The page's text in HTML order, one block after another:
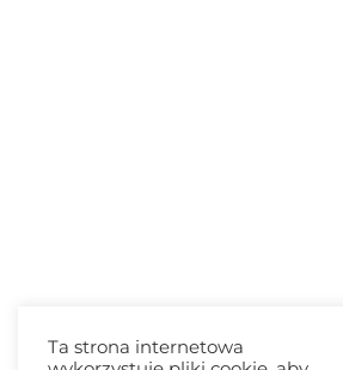
Ta strona internetowa